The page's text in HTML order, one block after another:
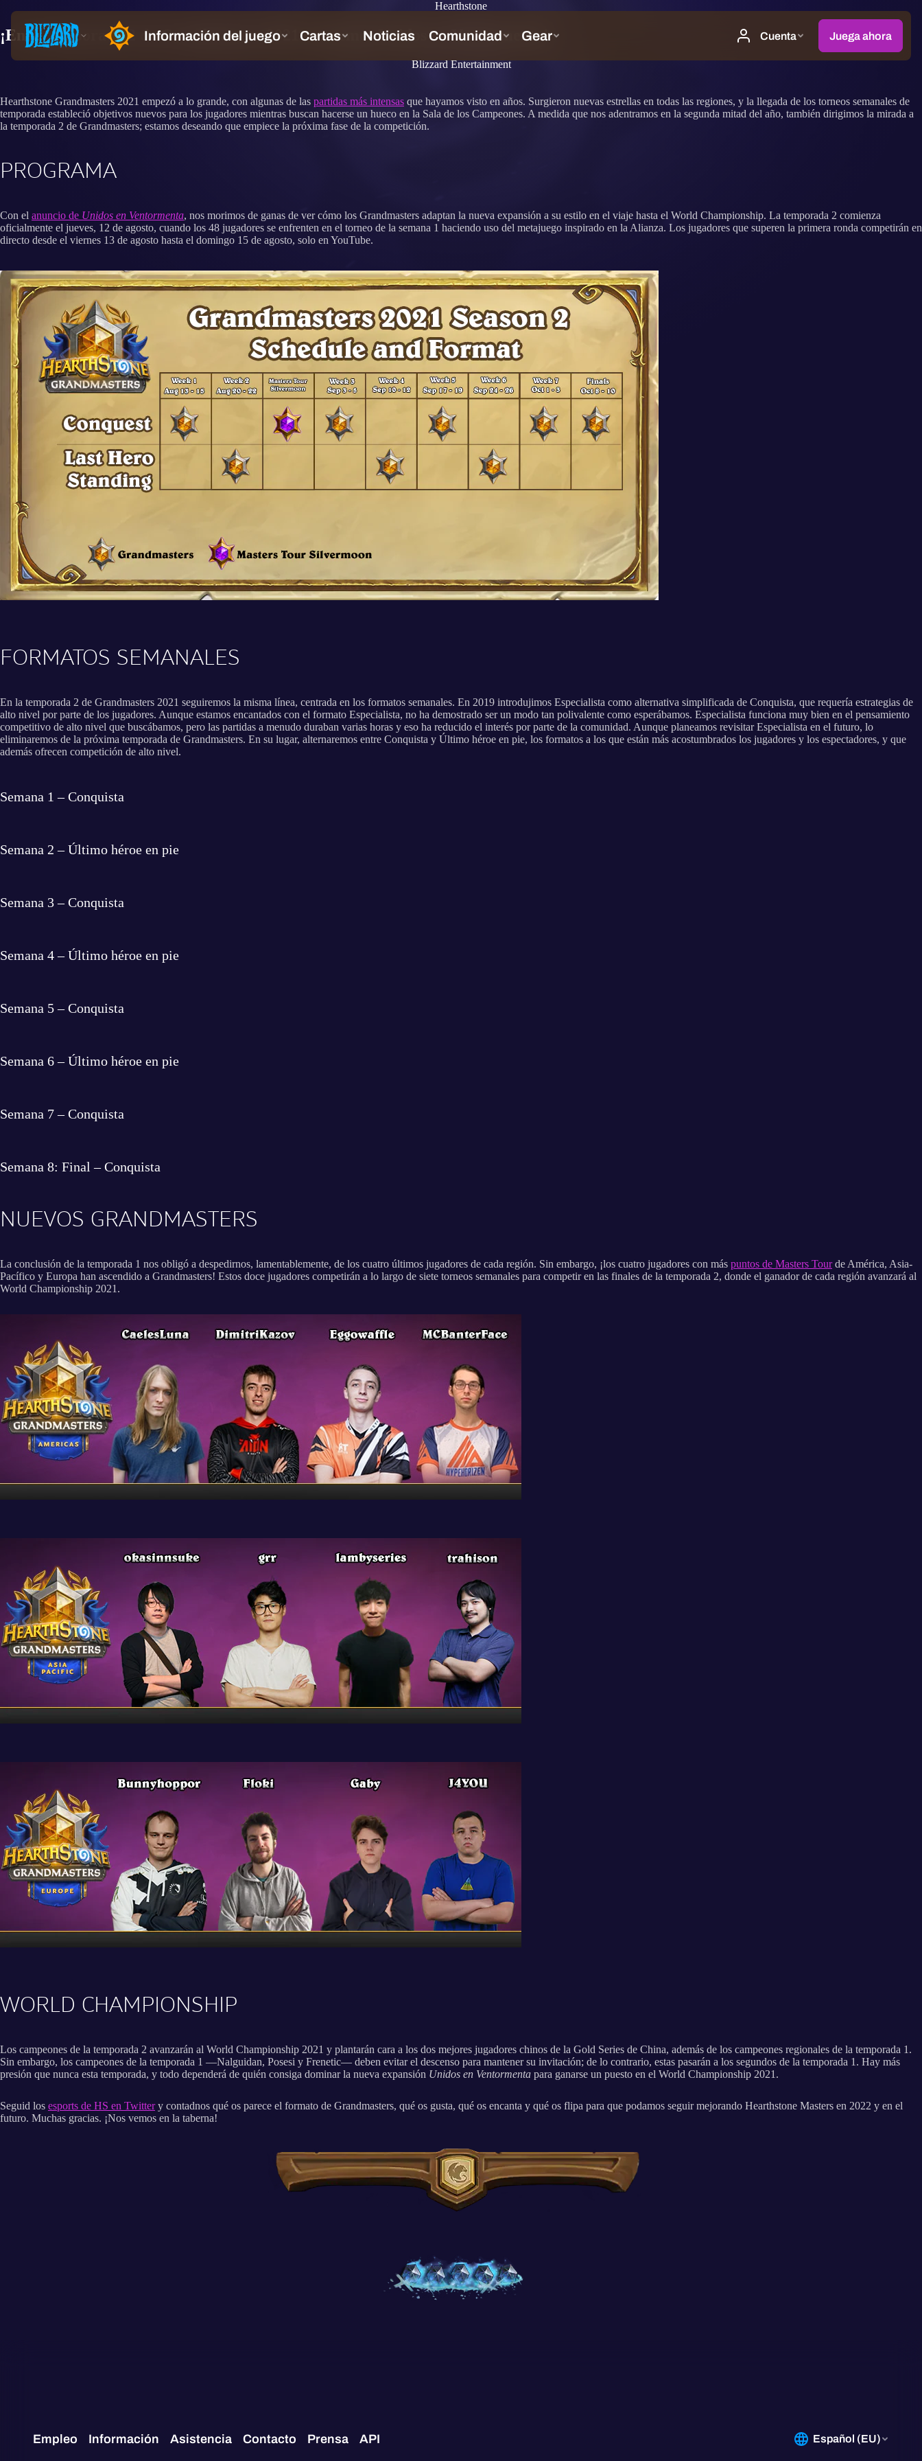
Hearthstone
¡En la temporada 2 de Grandmasters 2021 estaremos Unidos en Ventormenta!
Blizzard Entertainment
Hearthstone Grandmasters 2021 empezó a lo grande, con algunas de las partidas más intensas que hayamos visto en años. Surgieron nuevas estrellas en todas las regiones, y la llegada de los torneos semanales de
temporada estableció objetivos nuevos para los jugadores mientras buscan hacerse un hueco en la Sala de los Campeones. A medida que nos adentramos en la segunda mitad del año, también dirigimos la mirada a
la temporada 2 de Grandmasters; estamos deseando que empiece la próxima fase de la competición.
PROGRAMA
Con el anuncio de Unidos en Ventormenta, nos morimos de ganas de ver cómo los Grandmasters adaptan la nueva expansión a su estilo en el viaje hasta el World Championship. La temporada 2 comienza
oficialmente el jueves, 12 de agosto, cuando los 48 jugadores se enfrenten en el torneo de la semana 1 haciendo uso del metajuego inspirado en la Alianza. Los jugadores que superen la primera ronda competirán en
directo desde el viernes 13 de agosto hasta el domingo 15 de agosto, solo en YouTube.
FORMATOS SEMANALES
En la temporada 2 de Grandmasters 2021 seguiremos la misma línea, centrada en los formatos semanales. En 2019 introdujimos Especialista como alternativa simplificada de Conquista, que requería estrategias de
alto nivel por parte de los jugadores. Aunque estamos encantados con el formato Especialista, no ha demostrado ser un modo tan polivalente como esperábamos. Especialista funciona muy bien en el pensamiento
competitivo de alto nivel que buscábamos, pero las partidas a menudo duraban varias horas y eso ha reducido el interés por parte de la comunidad. Aunque planeamos revisitar Especialista en el futuro, lo
eliminaremos de la próxima temporada de Grandmasters. En su lugar, alternaremos entre Conquista y Último héroe en pie, los formatos a los que están más acostumbrados los jugadores y los espectadores, y que
además ofrecen competición de alto nivel.
Semana 1 – Conquista
Semana 2 – Último héroe en pie
Semana 3 – Conquista
Semana 4 – Último héroe en pie
Semana 5 – Conquista
Semana 6 – Último héroe en pie
Semana 7 – Conquista
Semana 8: Final – Conquista
NUEVOS GRANDMASTERS
La conclusión de la temporada 1 nos obligó a despedirnos, lamentablemente, de los cuatro últimos jugadores de cada región. Sin embargo, ¡los cuatro jugadores con más puntos de Masters Tourde América, Asia-
Pacífico y Europa han ascendido a Grandmasters! Estos doce jugadores competirán a lo largo de siete torneos semanales para competir en las finales de la temporada 2, donde el ganador de cada región avanzará al
World Championship 2021.
WORLD CHAMPIONSHIP
Los campeones de la temporada 2 avanzarán al World Championship 2021 y plantarán cara a los dos mejores jugadores chinos de la Gold Series de China, además de los campeones regionales de la temporada 1.
Sin embargo, los campeones de la temporada 1 —Nalguidan, Posesi y Frenetic— deben evitar el descenso para mantener su invitación; de lo contrario, estas pasarán a los segundos de la temporada 1. Hay más
presión que nunca esta temporada, y todo dependerá de quién consiga dominar la nueva expansión Unidos en Ventormenta para ganarse un puesto en el World Championship 2021.
Seguid los esports de HS en Twittery contadnos qué os parece el formato de Grandmasters, qué os gusta, qué os encanta y qué os flipa para que podamos seguir mejorando Hearthstone Masters en 2022 y en el
futuro. Muchas gracias. ¡Nos vemos en la taberna!